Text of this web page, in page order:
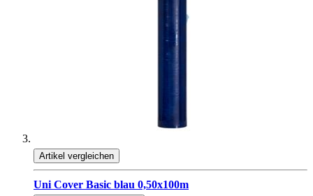
Artikel vergleichen
Uni Cover Basic blau 0,50x100m